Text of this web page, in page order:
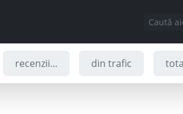
recenzii... din trafic